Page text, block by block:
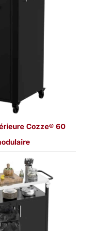
Cozze® 60